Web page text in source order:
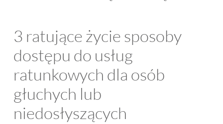
3 ratujące życie sposoby
dostępu do usług
ratunkowych dla osób
głuchych lub
niedosłyszących